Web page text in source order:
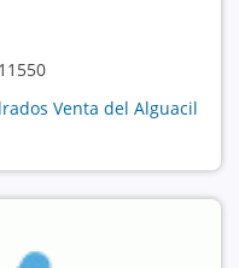
Venta del Alguacil